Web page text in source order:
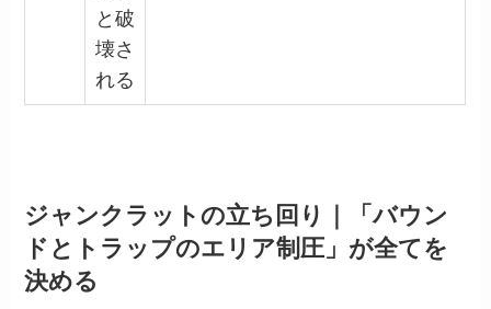
と破
壊さ
れる
ジャンクラットの立ち回り｜「バウン
ドとトラップのエリア制圧」が全てを
決める